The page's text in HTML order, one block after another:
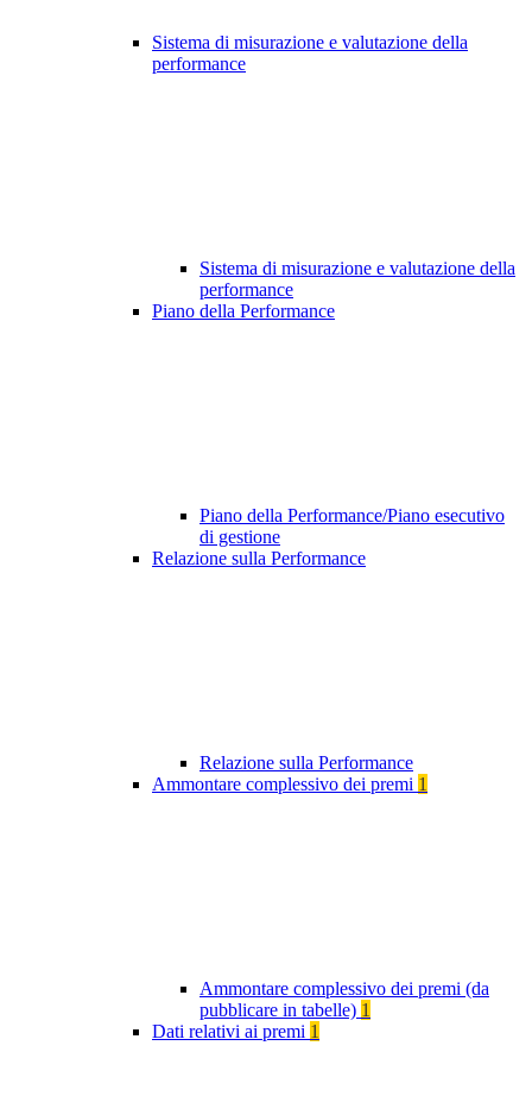
Sistema di misurazione e valutazione della
performance
Sistema di misurazione e valutazione della
performance
Piano della Performance
Piano della Performance/Piano esecutivo
di gestione
Relazione sulla Performance
Relazione sulla Performance
Ammontare complessivo dei premi 1
Ammontare complessivo dei premi (da
pubblicare in tabelle) 1
Dati relativi ai premi 1